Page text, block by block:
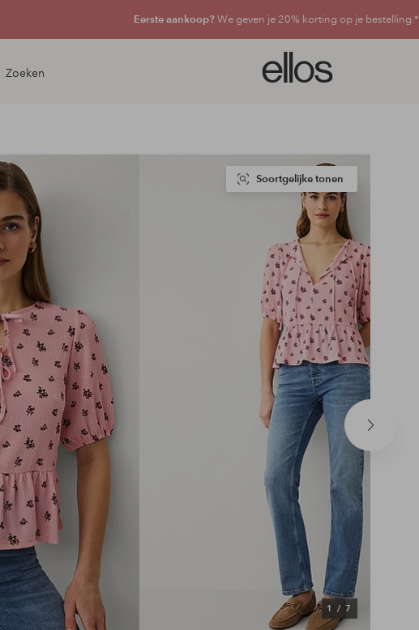
Eerste aankoop?We geven je 20% korting op je bestelling.*
Zoeken
Ellos
logo
de
voorpagina
Volgend
1/ 7
Soortgelijke tonen